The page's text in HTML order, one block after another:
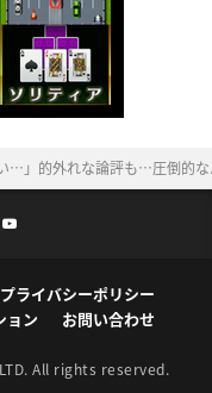
…」的外れな論評も…圧倒的
プライバシーポリシー
ョン お問い合わせ
All rights reserved.